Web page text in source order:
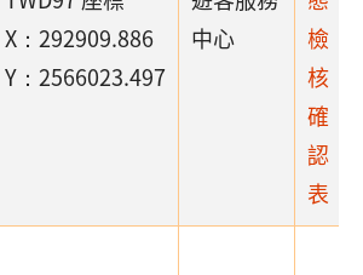
X：292909.886
Y：2566023.497
中心
檢
核
確
認
表